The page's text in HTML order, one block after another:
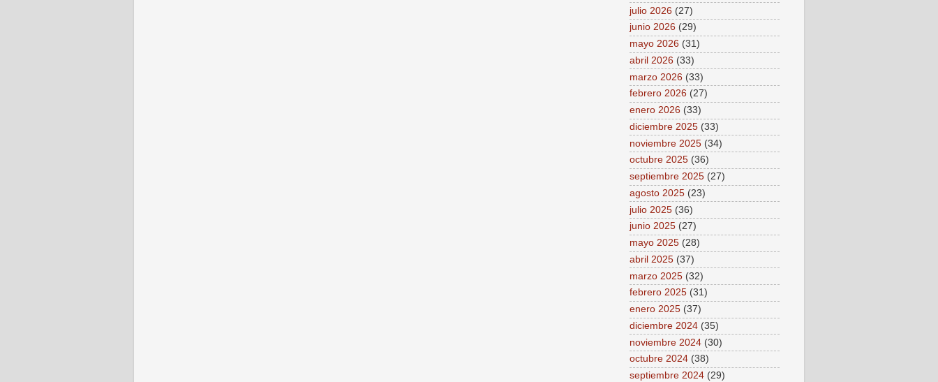
julio 2026 (27)
junio 2026 (29)
mayo 2026 (31)
abril 2026 (33)
marzo 2026 (33)
febrero 2026 (27)
enero 2026 (33)
diciembre 2025 (33)
noviembre 2025 (34)
octubre 2025 (36)
septiembre 2025 (27)
agosto 2025 (23)
julio 2025 (36)
junio 2025 (27)
mayo 2025 (28)
abril 2025 (37)
marzo 2025 (32)
febrero 2025 (31)
enero 2025 (37)
diciembre 2024 (35)
noviembre 2024 (30)
octubre 2024 (38)
septiembre 2024 (29)